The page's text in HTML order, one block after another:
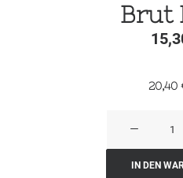
Brut
20,40
IN DEN